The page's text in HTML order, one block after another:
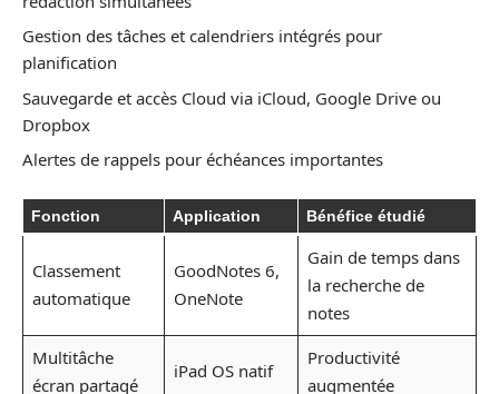
Gestion des tâches et calendriers intégrés pour
planification
Sauvegarde et accès Cloud via iCloud, Google Drive ou
Dropbox
Alertes de rappels pour échéances importantes
Fonction Application Bénéfice étudié
Classement
automatique
GoodNotes 6,
OneNote
Gain de temps dans
la recherche de
notes
Multitâche
écran partagé
iPad OS natif
Productivité
augmentée